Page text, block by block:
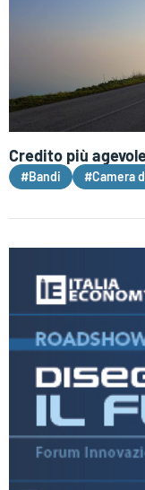
Credito più
#Bandi #Camera